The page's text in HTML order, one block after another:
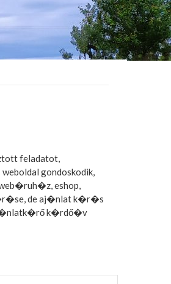
feladatot,
gondoskodik,
eshop,
de aj�nlat k�r�s
k�rdő�v